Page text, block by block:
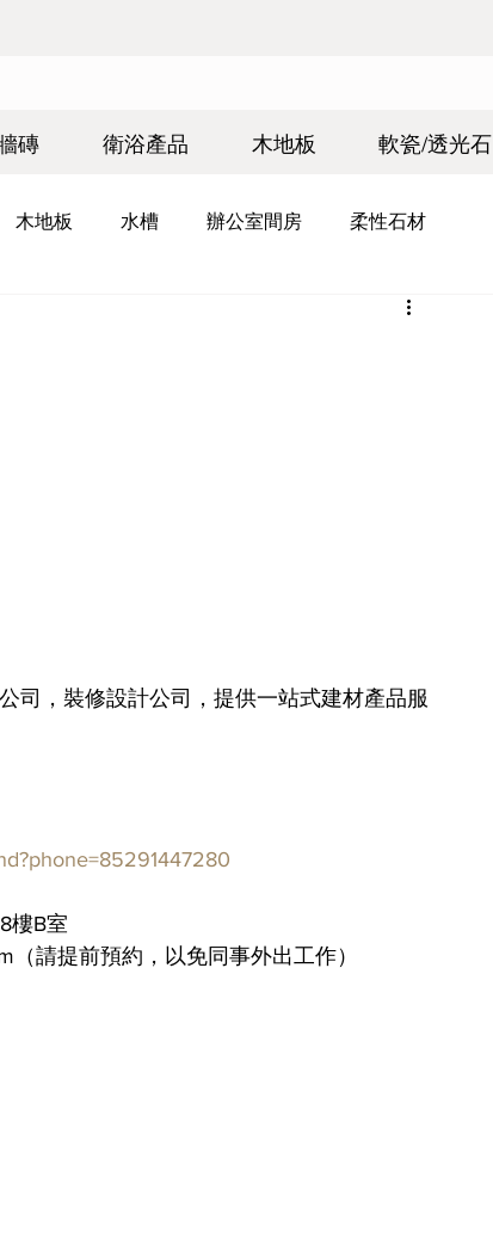
磚 衛浴產品 木地板 軟瓷/透光石
木地板 水槽 辦公室間房 柔性石材
司，裝修設計公司，提供一站式建材產品服
樓B室
（請提前預約，以免同事外出工作）